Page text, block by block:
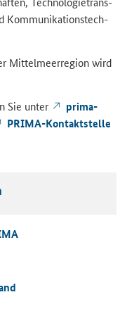
Kom­mu­ni­ka­ti­ons­tech­
Mit­tel­meer­re­gi­on wird
Sie unter
prima-​
PRIMA-​Kontaktstelle